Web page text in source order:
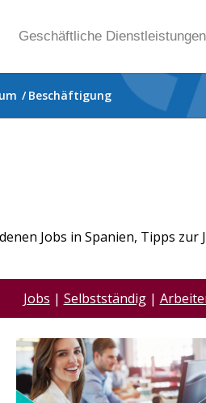
Geschäftliche Dienstleistungen
/ Beschäftigung
Jobs in Spanien, Tipps
Jobs | Selbstständig|